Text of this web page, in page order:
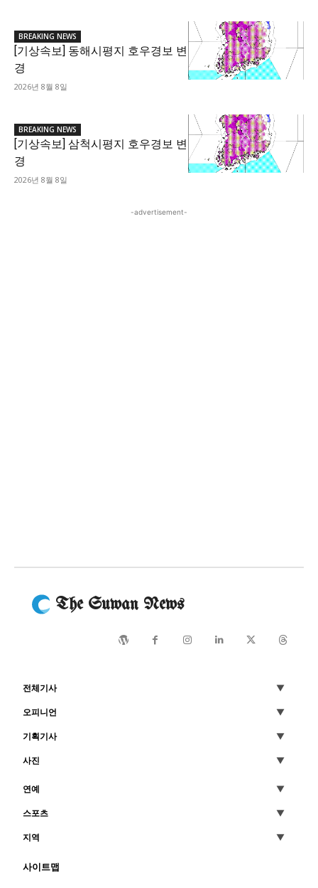
BREAKING NEWS
[기상속보] 동해시평지 호우경보 변
경
2026년 8월 8일
BREAKING NEWS
[기상속보] 삼척시평지 호우경보 변
경
2026년 8월 8일
-advertisement-
The Suwan News
전체기사
오피니언
기획기사
사진
연예
스포츠
지역
사이트맵